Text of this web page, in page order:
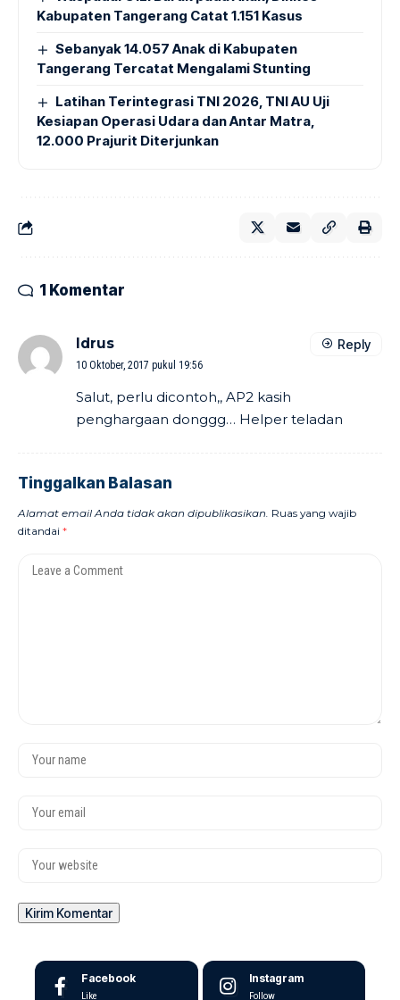
Kabupaten Tangerang Catat 1.151 Kasus
Sebanyak 14.057 Anak di Kabupaten
Tangerang Tercatat Mengalami Stunting
Latihan Terintegrasi TNI 2026, TNI AU Uji
Kesiapan Operasi Udara dan Antar Matra,
12.000 Prajurit Diterjunkan
1 Komentar
Idrus
10 Oktober, 2017 pukul 19:56
Salut, perlu dicontoh,, AP2 kasih
penghargaan donggg… Helper teladan
Reply
Tinggalkan Balasan
Alamat email Anda tidak akan dipublikasikan. Ruas yang wajib
ditandai *
Facebook
Like
Instagram
Follow